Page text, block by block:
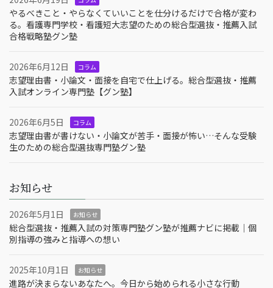
やるべきこと・やらなくていいことを仕分けるだけで合格が変わ
る。看護専門学校・看護短大志望のための総合型選抜・推薦入試
合格戦略塾グン塾
2026年6月12日 コラム
志望理由書・小論文・面接を自宅で仕上げる。総合型選抜・推薦
入試オンライン専門塾【グン塾】
2026年6月5日 コラム
志望理由書が書けない・小論文が苦手・面接が怖い…そんな受験
生のための総合型選抜専門塾グン塾
お知らせ
2026年5月1日 お知らせ
総合型選抜・推薦入試の対策専門塾グン塾が推薦ナビに掲載｜個
別指導の強みと指導への想い
2025年10月1日 お知らせ
進路が決まらないあなたへ。今日から始められる小さな行動